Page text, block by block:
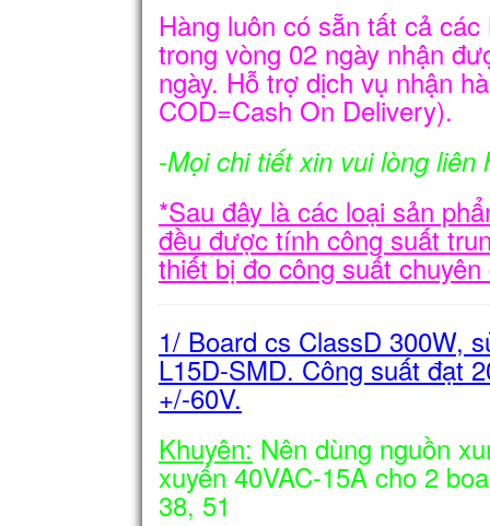
Hàng luôn có sẵn tất cả
trong vòng 02 ngày nhận
ngày. Hỗ trợ dịch vụ nhận
COD=Cash On Delivery).
-Mọi chi tiết xin vui lòng
*Sau đây là các loại sản
đều được tính công suất
thiết bị đo công suất
1/ Board cs ClassD 300W,
L15D-SMD. Công suất đạt
+/-60V.
Khuyên: Nên dùng nguồn
xuyến 40VAC-15A cho 2
38, 51